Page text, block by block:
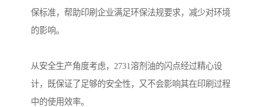
保标准，帮助印刷企业满足环保法规要求，减少对环境
的影响。
从安全生产角度考虑，2731溶剂油的闪点经过精心设
计，既保证了足够的安全性，又不会影响其在印刷过程
中的使用效率。